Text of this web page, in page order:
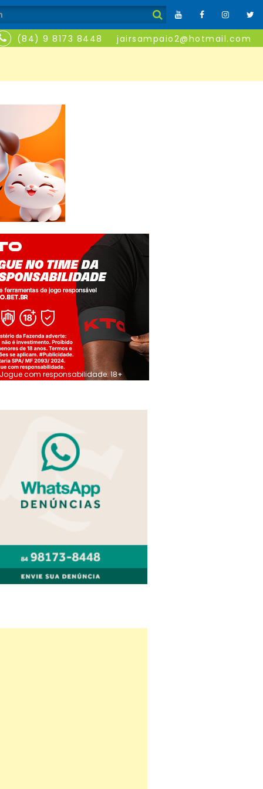
(84) 9 8173 8448 jairsampaio2@hotmail.com
Jogue com responsabilidade. 18+